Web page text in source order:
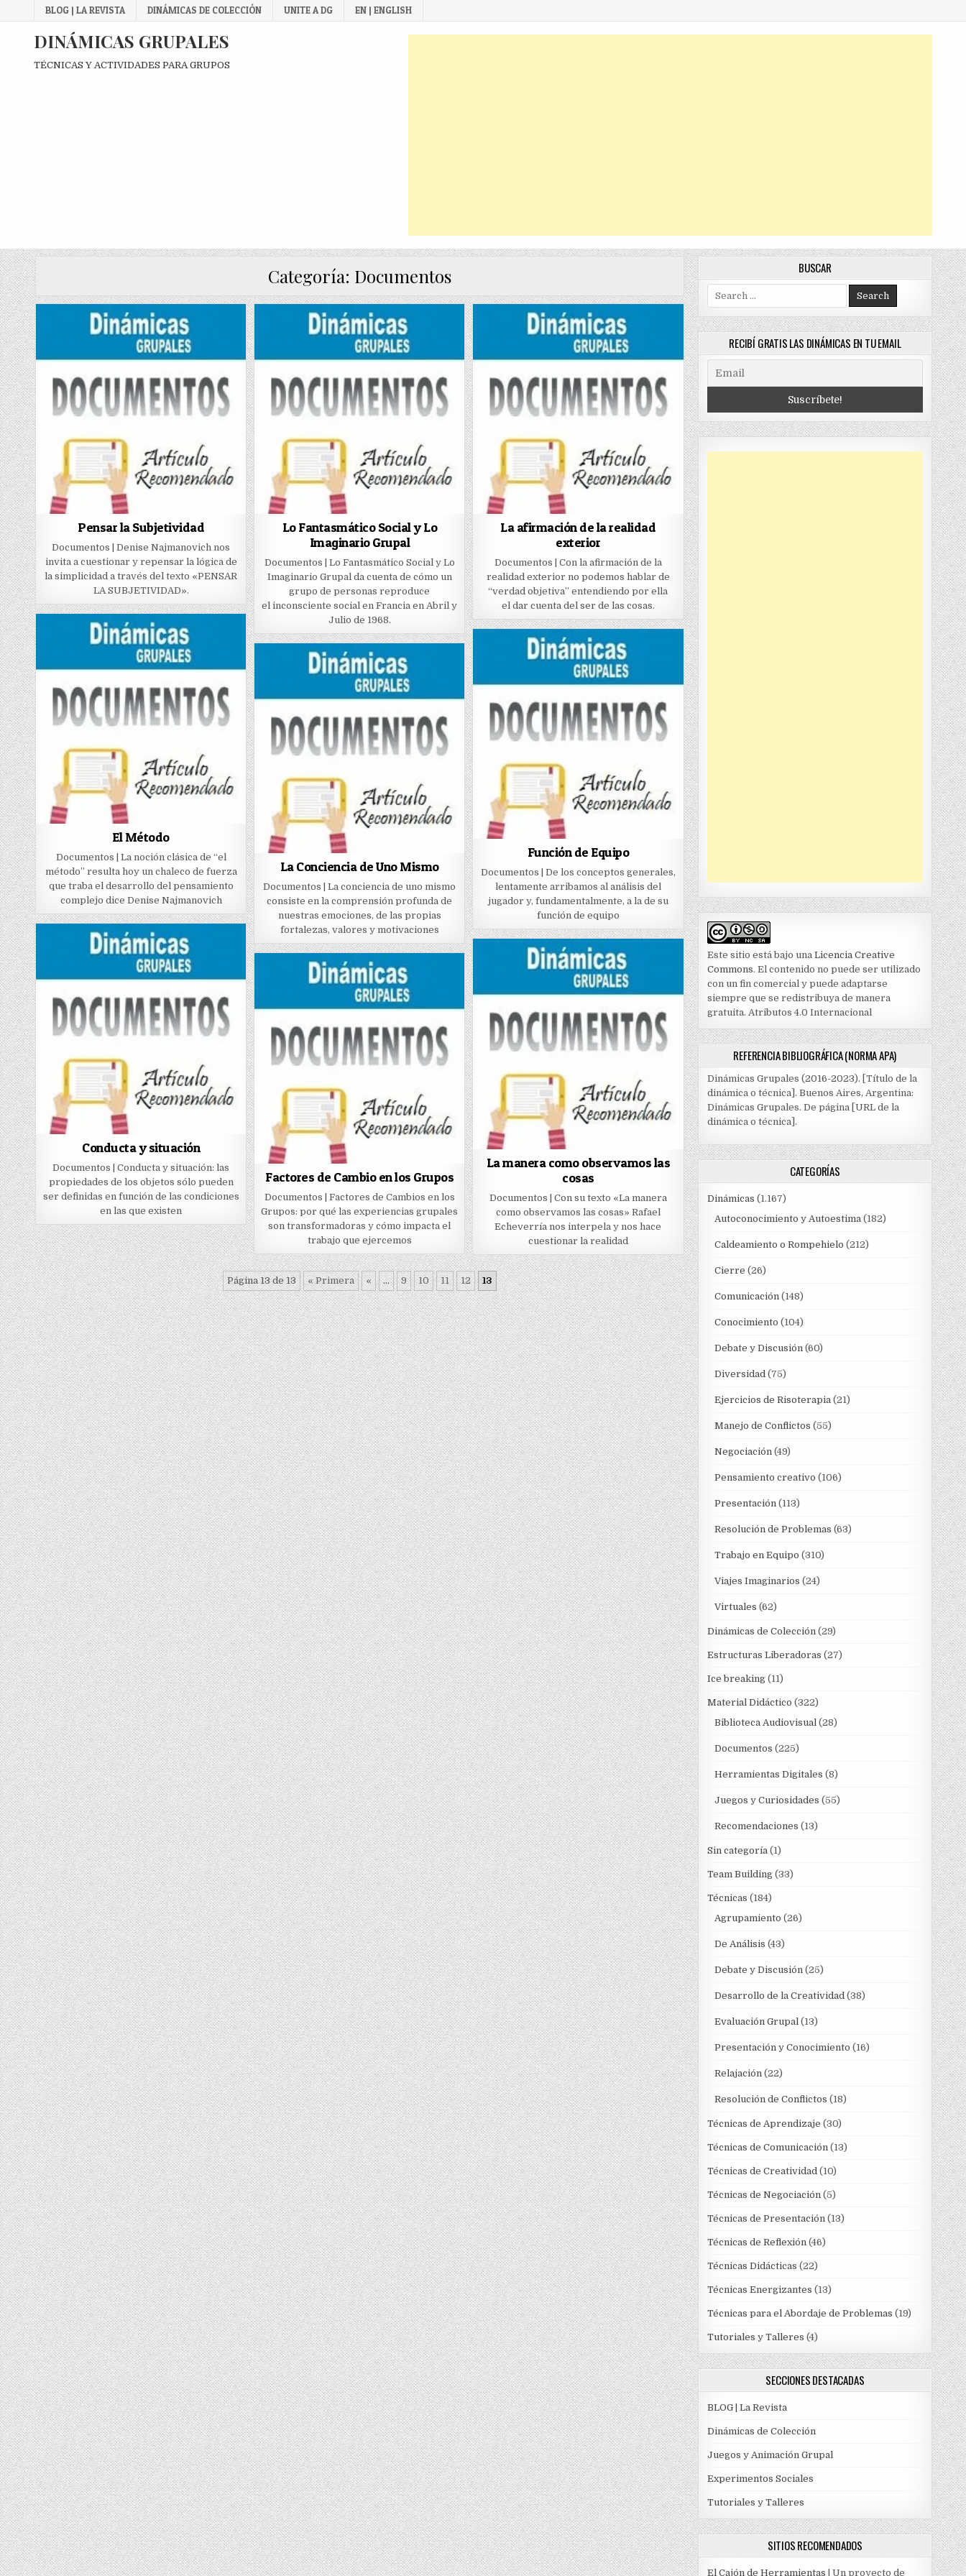
to
BLOG | LA REVISTA DINÁMICAS DE COLECCIÓN UNITE A DG EN | ENGLISH
DINÁMICAS GRUPALES
TÉCNICAS Y ACTIVIDADES PARA GRUPOS
Categoría: Documentos
Pensar la Subjetividad
Documentos | Denise Najmanovich nos
invita a cuestionar y repensar la lógica de
la simplicidad a través del texto «PENSAR
LA SUBJETIVIDAD».
Lo Fantasmático Social y Lo
Imaginario Grupal
Documentos | Lo Fantasmático Social y Lo
Imaginario Grupal da cuenta de cómo un
grupo de personas reproduce
el inconsciente social en Francia en Abril y
Julio de 1968.
La afirmación de la realidad
exterior
Documentos | Con la afirmación de la
realidad exterior no podemos hablar de
“verdad objetiva” entendiendo por ella
el dar cuenta del ser de las cosas.
El Método
Documentos | La noción clásica de “el
método” resulta hoy un chaleco de fuerza
que traba el desarrollo del pensamiento
complejo dice Denise Najmanovich
Función de Equipo
Documentos | De los conceptos generales,
lentamente arribamos al análisis del
jugador y, fundamentalmente, a la de su
función de equipo
La Conciencia de Uno Mismo
Documentos | La conciencia de uno mismo
consiste en la comprensión profunda de
nuestras emociones, de las propias
fortalezas, valores y motivaciones
Conducta y situación
Documentos | Conducta y situación: las
propiedades de los objetos sólo pueden
ser definidas en función de las condiciones
en las que existen
La manera como observamos las
cosas
Documentos | Con su texto «La manera
como observamos las cosas» Rafael
Echeverría nos interpela y nos hace
cuestionar la realidad
Factores de Cambio en los Grupos
Documentos | Factores de Cambios en los
Grupos: por qué las experiencias grupales
son transformadoras y cómo impacta el
trabajo que ejercemos
Página 13 de 13 « Primera « ... 9 10 11 12 13
BUSCAR
Search
for:
RECIBÍ GRATIS LAS DINÁMICAS EN TU EMAIL
Este sitio está bajo una Licencia Creative
Commons. El contenido no puede ser utilizado
con un fin comercial y puede adaptarse
siempre que se redistribuya de manera
gratuita. Atributos 4.0 Internacional
REFERENCIA BIBLIOGRÁFICA (NORMA APA)
Dinámicas Grupales (2016-2023). [Título de la
dinámica o técnica]. Buenos Aires, Argentina:
Dinámicas Grupales. De página [URL de la
dinámica o técnica].
CATEGORÍAS
Dinámicas (1.167)
Autoconocimiento y Autoestima(182)
Caldeamiento o Rompehielo (212)
Cierre (26)
Comunicación(148)
Conocimiento (104)
Debate y Discusión(60)
Diversidad(75)
Ejercicios de Risoterapia(21)
Manejo de Conflictos (55)
Negociación(49)
Pensamiento creativo (106)
Presentación(113)
Resolución de Problemas (63)
Trabajo en Equipo (310)
Viajes Imaginarios (24)
Virtuales (62)
Dinámicas de Colección(29)
Estructuras Liberadoras (27)
Ice breaking(11)
Material Didáctico (322)
Biblioteca Audiovisual(28)
Documentos (225)
Herramientas Digitales (8)
Juegos y Curiosidades (55)
Recomendaciones (13)
Sin categoría(1)
Team Building(33)
Técnicas (184)
Agrupamiento (26)
De Análisis (43)
Debate y Discusión(25)
Desarrollo de la Creatividad(38)
Evaluación Grupal(13)
Presentación y Conocimiento (16)
Relajación(22)
Resolución de Conflictos (18)
Técnicas de Aprendizaje (30)
Técnicas de Comunicación(13)
Técnicas de Creatividad(10)
Técnicas de Negociación(5)
Técnicas de Presentación(13)
Técnicas de Reflexión(46)
Técnicas Didácticas (22)
Técnicas Energizantes (13)
Técnicas para el Abordaje de Problemas (19)
Tutoriales y Talleres (4)
SECCIONES DESTACADAS
BLOG | La Revista
Dinámicas de Colección
Juegos y Animación Grupal
Experimentos Sociales
Tutoriales y Talleres
SITIOS RECOMENDADOS
El Cajón de Herramientas | Un proyecto de